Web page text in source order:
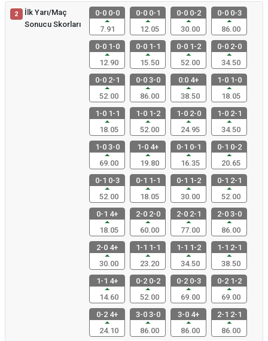
2
İlk Yarı/Maç
Sonucu Skorları
0-0 0-0
7.91
0-0 0-1
12.05
0-0 0-2
30.00
0-0 0-3
86.00
0-0 1-0
12.90
0-0 1-1
15.50
0-0 1-2
52.00
0-0 2-0
34.50
0-0 2-1
52.00
0-0 3-0
86.00
0:0 4+
38.50
1-0 1-0
18.05
1-0 1-1
18.05
1-0 1-2
52.00
1-0 2-0
24.95
1-0 2-1
34.50
1-0 3-0
69.00
1-0 4+
19.80
0-1 0-1
16.35
0-1 0-2
20.65
0-1 0-3
52.00
0-1 1-1
18.05
0-1 1-2
30.00
0-1 2-1
52.00
0-1 4+
18.05
2-0 2-0
60.00
2-0 2-1
77.00
2-0 3-0
86.00
2-0 4+
30.00
1-1 1-1
23.20
1-1 1-2
34.50
1-1 2-1
38.50
1-1 4+
14.60
0-2 0-2
52.00
0-2 0-3
69.00
0-2 1-2
69.00
0-2 4+
24.10
3-0 3-0
86.00
3-0 4+
86.00
2-1 2-1
86.00